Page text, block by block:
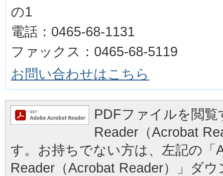
の1
電話：0465-68-1131
ファックス：0465-68-5119
お問い合わせはこちら
PDFファイルを閲
Reader（Acrobat
す。お持ちでない方は、左記の「
Reader（Acrobat Reader）」ダ